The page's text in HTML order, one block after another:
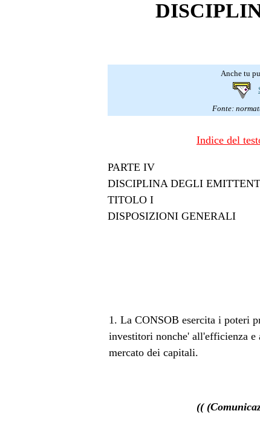
Anche tu
Fonte:
Indice del
PARTE IV
DISCIPLINA DEGLI
TITOLO I
DISPOSIZIONI GENERALI
1. La CONSOB esercita i poteri
investitori nonche' all'efficienza e
mercato dei capitali.
((